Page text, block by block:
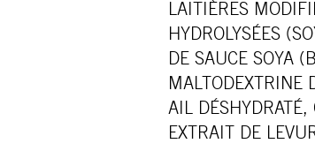
LAITIÈRES
HYDROLYSÉES
DE SAUCE SOYA
MALTODEXTRINE
AIL DÉSHYDRATÉ,
EXTRAIT DE